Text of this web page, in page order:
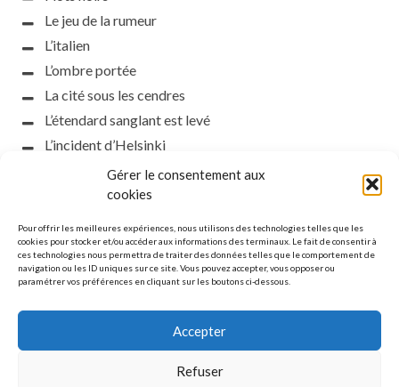
Gérer le consentement aux
cookies
Pour offrir les meilleures expériences, nous utilisons des technologies telles que les
cookies pour stocker et/ou accéder aux informations des terminaux. Le fait de consentir à
ces technologies nous permettra de traiter des données telles que le comportement de
navigation ou les ID uniques sur ce site. Vous pouvez accepter, vous opposer ou
paramétrer vos préférences en cliquant sur les boutons ci-dessous.
Accepter
Refuser
Le jeu de la rumeur
L’italien
L’ombre portée
La cité sous les cendres
L’étendard sanglant est levé
L’incident d’Helsinki
la petite fasciste
Toutes les nuances de la nuit
Que s’obscurcissent le soleil et la lumière
Le silence